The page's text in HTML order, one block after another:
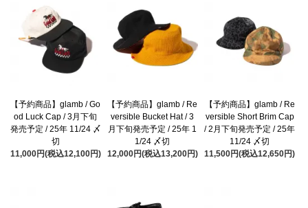
【予約商品】glamb / Go
od Luck Cap / 3月下旬
発売予定 / 25年 11/24 〆
切
11,000円(税込12,100円)
【予約商品】glamb / Re
versible Bucket Hat / 3
月下旬発売予定 / 25年 1
1/24 〆切
12,000円(税込13,200円)
【予約商品】glamb / Re
versible Short Brim Cap
/ 2月下旬発売予定 / 25年
11/24 〆切
11,500円(税込12,650円)